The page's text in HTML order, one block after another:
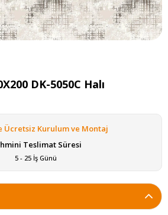
DK-5050C Halı
Ücretsiz Kurulum ve Montaj
Teslimat Süresi
5 - 25 İş Günü